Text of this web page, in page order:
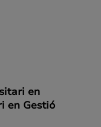
en
en Gestió